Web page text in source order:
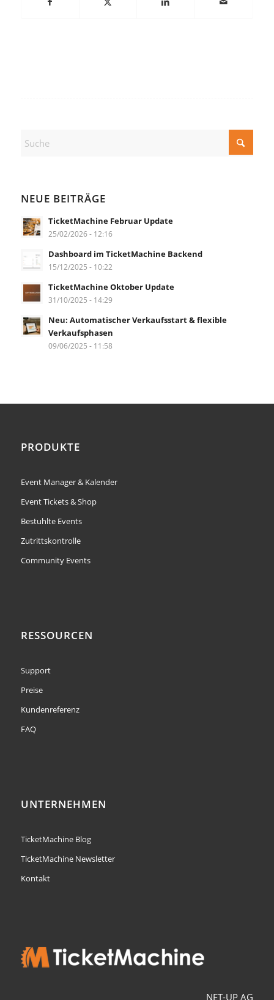
NEUE BEITRÄGE
TicketMachine Februar Update
25/02/2026 - 12:16
Dashboard im TicketMachine Backend
15/12/2025 - 10:22
TicketMachine Oktober Update
31/10/2025 - 14:29
Neu: Automatischer Verkaufsstart & flexible
Verkaufsphasen
09/06/2025 - 11:58
PRODUKTE
Event Manager & Kalender
Event Tickets & Shop
Bestuhlte Events
Zutrittskontrolle
Community Events
RESSOURCEN
Support
Preise
Kundenreferenz
FAQ
UNTERNEHMEN
TicketMachine Blog
TicketMachine Newsletter
Kontakt
NET-UP AG